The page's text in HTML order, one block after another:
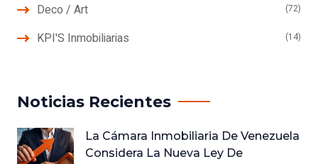
Deco / Art (72)
KPI'S Inmobiliarias (14)
Noticias Recientes
La Cámara Inmobiliaria De Venezuela
Considera La Nueva Ley De